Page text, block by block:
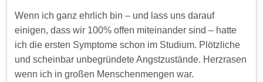
Wenn ich ganz ehrlich bin – und lass uns darauf
einigen, dass wir 100% offen miteinander sind – hatte
ich die ersten Symptome schon im Studium. Plötzliche
und scheinbar unbegründete Angstzustände. Herzrasen
wenn ich in großen Menschenmengen war.